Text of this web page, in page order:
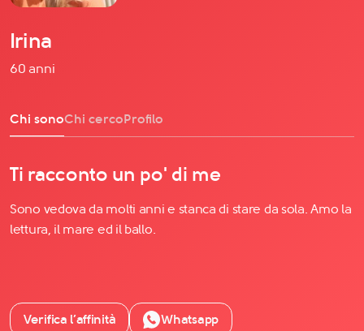
Irina
60 anni
Chi sonoChi cercoProfilo
Ti racconto un po' di me
Sono vedova da molti anni e stanca di stare da sola. Amo la
lettura, il mare ed il ballo.
Verifica l’affinità Whatsapp